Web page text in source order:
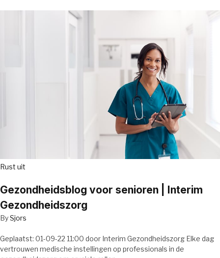
Rust uit
Gezondheidsblog voor senioren | Interim
Gezondheidszorg
BySjors
Geplaatst: 01-09-22 11:00 door Interim Gezondheidszorg Elke dag
vertrouwen medische instellingen op professionals in de